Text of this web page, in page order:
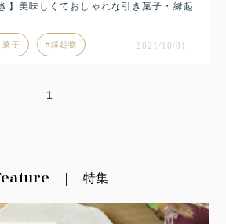
】美味しくておしゃれな引き菓子・縁起
菓子 縁起物 2021/10/01
1
特集